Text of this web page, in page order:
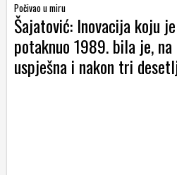
Počivao u miru
Šajatović: Inovacija koju
potaknuo 1989. bila je, na
uspješna i nakon tri